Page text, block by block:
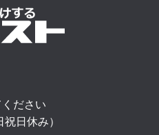
ださい
日休み）